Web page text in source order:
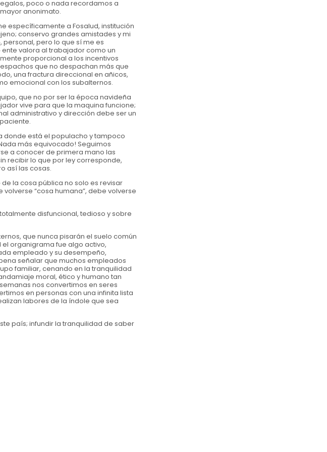
poco o nada recordamos a
anonimato.
específicamente a Fosalud, institución
conservo grandes amistades y mi
pero lo que sí me es
ente valora al trabajador como un
proporcional a los incentivos
que no despachan más que
una fractura direccional en añicos,
emocional con los subalternos.
que no por ser la época navideña
vive para que la maquina funcione;
administrativo y dirección debe ser un
donde está el populacho y tampoco
más equivocado! Seguimos
a conocer de primera mano las
recibir lo que por ley corresponde,
así las cosas.
la cosa pública no solo es revisar
“cosa humana”, debe volverse
disfuncional, tedioso y sobre
que nunca pisarán el suelo común
organigrama fue algo activo,
empleado y su desempeño,
señalar que muchos empleados
familiar, cenando en la tranquilidad
moral, ético y humano tan
nos convertimos en seres
en personas con una infinita lista
labores de la índole que sea
país; infundir la tranquilidad de saber